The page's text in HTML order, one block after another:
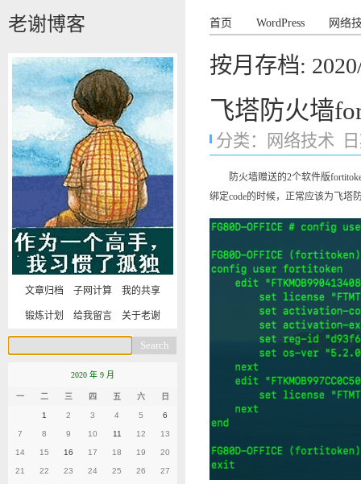
老谢博客 首页 WordPress 网络
按月存档:
飞塔防火墙
分类： 网络技术
防火墙赠送的2个软件版
绑定code的时候，正常应该为飞塔
文章归档 子网计算 我的共享
锻炼计划 给我留言 关于老谢
2020 年 9 月
一 二 三 四 五 六 日
1 2 3 4 5 6
7 8 9 10 11 12 13
14 15 16 17 18 19 20
21 22 23 24 25 26 27